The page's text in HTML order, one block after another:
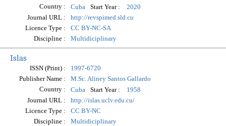
Country :
Cuba Start Year :
2020
Journal URL :
http://revspimed.sld.cu
Licence Type :
CC BY-NC-SA
Discipline :
Multidiciplinary
Islas
ISSN (Print) :
1997-6720
Publisher Name :
M.Sc. Aliney Santos Gallardo
Country :
Cuba Start Year :
1958
Journal URL :
http://islas.uclv.edu.cu/
Licence Type :
CC BY-NC
Discipline :
Multidiciplinary